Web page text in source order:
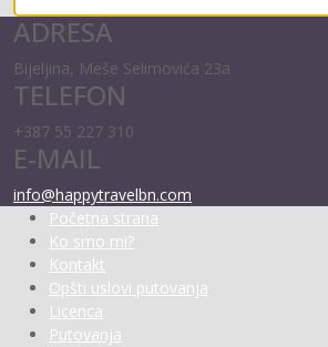
ADRESA
Bijeljina, Meše Selimovića 23a
TELEFON
+387 55 227 310
E-MAIL
info@happytravelbn.com
Početna strana
Ko smo mi?
Kontakt
Opšti uslovi putovanja
Licenca
Putovanja